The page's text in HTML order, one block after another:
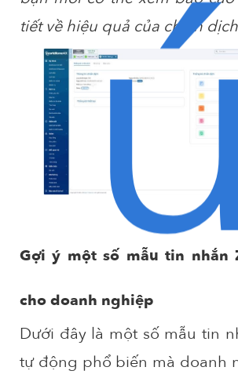
tiết về hiệu quả của chiến
Gợi ý một số mẫu tin nhắn
cho doanh nghiệp
Dưới đây là một số mẫu tin
tự động phổ biến mà doanh